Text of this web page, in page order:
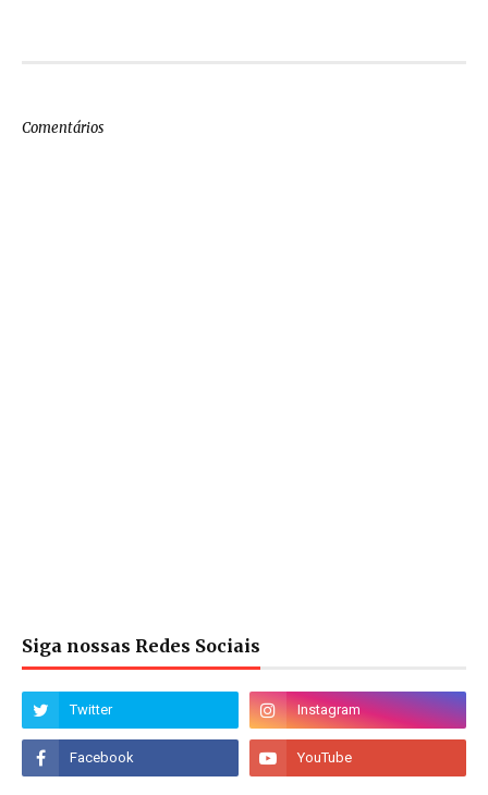
Comentários
Siga nossas Redes Sociais